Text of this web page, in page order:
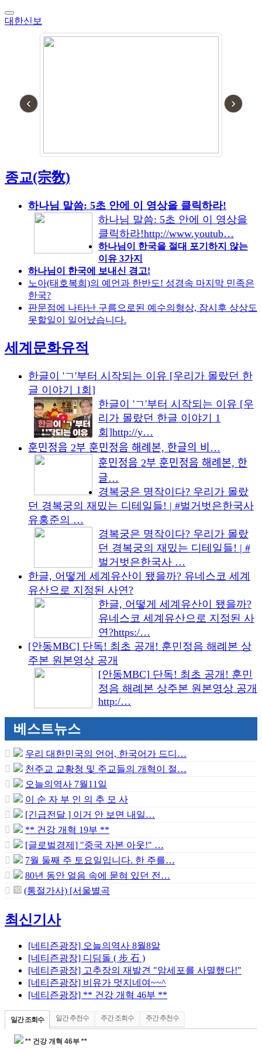
대한신보
‹ ›
종교(宗敎)
하나님 말씀: 5초 안에 이 영상을 클릭하라!
하나님 말씀: 5초 안에 이 영상을
클릭하라!http://www.youtub…
하나님이 한국을 절대 포기하지 않는
이유 3가지
하나님이 한국에 보내신 경고!
노아(태호복희)의 예언과 한반도! 성경속 마지막 민족은
한국?
판문점에 나타난 구름으로된 예수의형상, 잠시후 상상도
못할일이 일어났습니다.
세계문화유적
한글이 'ㄱ'부터 시작되는 이유 [우리가 몰랐던 한
글 이야기 1회]
한글이 'ㄱ'부터 시작되는 이유 [우
리가 몰랐던 한글 이야기 1
회]http://y…
훈민정음 2부 훈민정음 해례본, 한글의 비…
훈민정음 2부 훈민정음 해례본, 한
글…
경복궁은 명작이다? 우리가 몰랐
던 경복궁의 재밌는 디테일들! | #벌거벗은한국사
유홍준의 …
경복궁은 명작이다? 우리가 몰랐
던 경복궁의 재밌는 디테일들! | #
벌거벗은한국사 …
한글, 어떻게 세계유산이 됐을까? 유네스코 세계
유산으로 지정된 사연?
한글, 어떻게 세계유산이 됐을까?
유네스코 세계유산으로 지정된 사
연?https:/…
[안동MBC] 단독! 최초 공개! 훈민정음 해례본 상
주본 원본영상 공개
[안동MBC] 단독! 최초 공개! 훈민
정음 해례본 상주본 원본영상 공개
http:/…
베스트뉴스
우리 대한민국의 언어, 한국어가 드디…
천주교 교황청 및 주교들의 개혁이 절…
오늘의역사 7월11일
이 순 자 부 인 의 추 모 사
[긴급전달 ] 이거 안 보면 내일…
** 건강 개혁 19부 **
[글로벌경제] "중국 자본 아웃!" …
7월 둘째 주 토요일입니다. 한 주를…
80년 동안 얼음 속에 묻혀 있던 전…
(통절가사) [서울별곡
최신기사
[네티즌광장] 오늘의역사 8월8알
[네티즌광장] 디딤돌 ( 步 石 )
[네티즌광장] 고추장의 재발견 "암세포를 사멸했다!"
[네티즌광장] 비유가 멋지네여~~^
[네티즌광장] ** 건강 개혁 46부 **
일간 조회수
** 건강 개혁 46부 **
일간 추천수 주간 조회수 주간 추천수